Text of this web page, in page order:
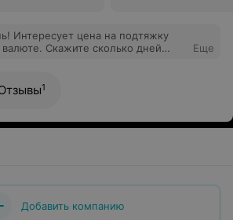
Интересует цена на подтяжку
валюте. Скажите сколько дней
я с украины. Спасибо.
Еще
1
Добавить компанию